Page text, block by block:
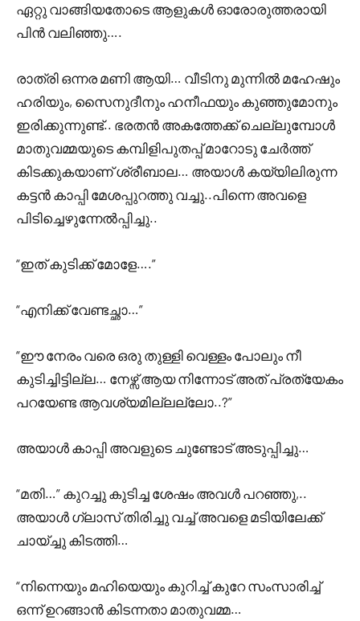
ഏറ്റു വാങ്ങിയതോടെ ആളുകൾ ഓരോരുത്തരായി
പിൻ വലിഞ്ഞു….
രാത്രി ഒന്നര മണി ആയി… വീടിനു മുന്നിൽ മഹേഷും
ഹരിയും, സൈനുദീനും ഹനീഫയും കുഞ്ഞുമോനും
ഇരിക്കുന്നുണ്ട്.. ഭരതൻ അകത്തേക്ക് ചെല്ലുമ്പോൾ
മാതുവമ്മയുടെ കമ്പിളിപുതപ്പ് മാറോടു ചേർത്ത്
കിടക്കുകയാണ് ശ്രീബാല… അയാൾ കയ്യിലിരുന്ന
കട്ടൻ കാപ്പി മേശപ്പുറത്തു വച്ചു..പിന്നെ അവളെ
പിടിച്ചെഴുന്നേൽപ്പിച്ചു..
“ഇത് കുടിക്ക് മോളേ….”
“എനിക്ക് വേണ്ടച്ഛാ…”
“ഈ നേരം വരെ ഒരു തുള്ളി വെള്ളം പോലും നീ
കുടിച്ചിട്ടില്ല… നേഴ്സ് ആയ നിന്നോട് അത് പ്രത്യേകം
പറയേണ്ട ആവശ്യമില്ലല്ലോ..?”
അയാൾ കാപ്പി അവളുടെ ചുണ്ടോട് അടുപ്പിച്ചു…
“മതി…” കുറച്ചു കുടിച്ച ശേഷം അവൾ പറഞ്ഞു,..
അയാൾ ഗ്ലാസ് തിരിച്ചു വച്ച് അവളെ മടിയിലേക്ക്
ചായ്ച്ചു കിടത്തി…
“നിന്നെയും മഹിയെയും കുറിച്ച് കുറേ സംസാരിച്ച്
ഒന്ന് ഉറങ്ങാൻ കിടന്നതാ മാതുവമ്മ…